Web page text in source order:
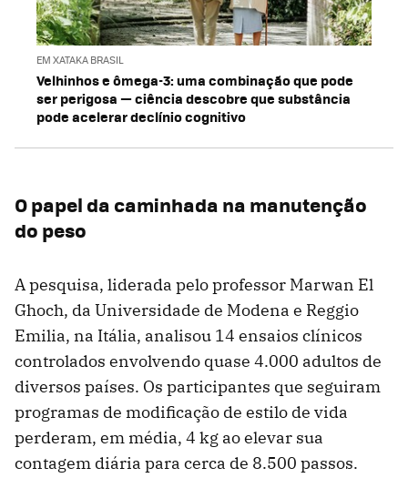
EM XATAKA BRASIL
Velhinhos e ômega-3: uma combinação que pode
ser perigosa — ciência descobre que substância
pode acelerar declínio cognitivo
O papel da caminhada na manutenção
do peso
A pesquisa, liderada pelo professor Marwan El
Ghoch, da Universidade de Modena e Reggio
Emilia, na Itália, analisou 14 ensaios clínicos
controlados envolvendo quase 4.000 adultos de
diversos países. Os participantes que seguiram
programas de modificação de estilo de vida
perderam, em média, 4 kg ao elevar sua
contagem diária para cerca de 8.500 passos.